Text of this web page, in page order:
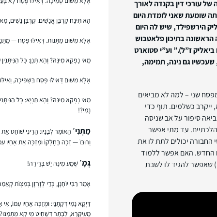
עורכי דין בקנדה לאורך
שומעת שאני לומדת היום
הירשפילד, שיש לה היום
הראשונה בתיכון פלאטבוש
ז”ל).”וע”י סטוארט
שעכשיו גם נינה, תמימה,
שני – למה לא מביאים
ייקרב כשלמים. תוף כדי
סיפור על אב שניסה
עד מתי אפשר
החבורה יכולים לתת לו את
החדש. האם אפשר ללמוד
שאפשר להגיד לו לשבת
הָא תִּינַח קׇרְבַּן אֲנָשִׁים. קׇרְבַּן נָשִׁים,
אֶלָּא מִשּׁוּם מַתָּנוֹת. דְּאִילּוּ פֶּסַח —
מַאי נָפְקָא מִינַּהּ? וְהָא תְּנַן: כׇּל
אֶלָּא מִשּׁוּם דְּאִילּוּ פֶּסַח בִּשְׁפִיכָה,
מַאי נָפְקָא מִינַּהּ? וְהָא תַּנְיָא: כׇּל
נָמֵי?!
מַתְנִי׳ הָאוֹמֵר לְבָנָיו: הֲרֵינִי שׁוֹחֵט
וְרוּבּוֹ — זָכָה בְּחֶלְקוֹ וּמְזַכֶּה אֶת אֶחָיו
גְּמָ׳ שְׁמַע מִינַּהּ יֵשׁ בְּרֵירָה!
אָמַר רַבִּי יוֹחָנָן, כְּדֵי לְזָרְזָן בְּמִצְוֹת
דַּיְקָא נָמֵי דְּקָתָנֵי: וּמְזַכֶּה אֶחָיו עִמּוֹ,
מֵעִיקָּרָא, לְבָתַר דְּשָׁחֵיט מִי קָא מִתְמַנּוּ?